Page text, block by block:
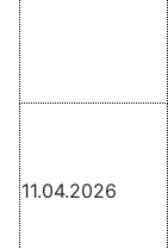
11.04.2026